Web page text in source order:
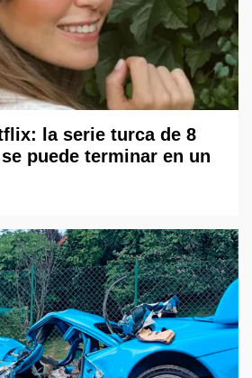
la serie turca de 8
puede terminar en un